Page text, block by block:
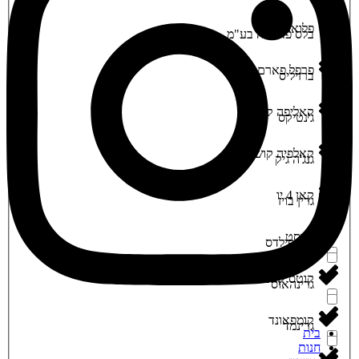
‮פלואוז‬
‮פרפל פארם‬
‮קאליפה קוש‬
‮קאלפיה קוש‬
‮קאן 4 יו‬
‮קווסט‬
‮קוטס קאנה‬
‮קומפאונד‬
‮בלס פארמה בע"מ‬
‮ברזיליס‬
‮ג'נטיקס‬
‮גנג'ה גיק‬
‮גרין בויז‬
‮גרין פילדס‬
‮גרינהאוס‬
‮גרינמד‬
בית
חנות